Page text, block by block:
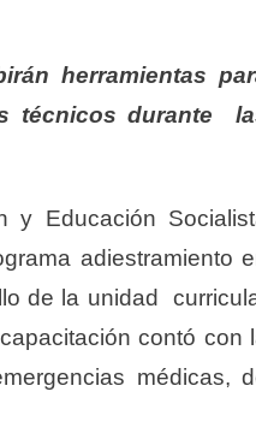
herramientas
técnicos durante
y Educación
adiestramiento
de la unidad
contó con
médicas,